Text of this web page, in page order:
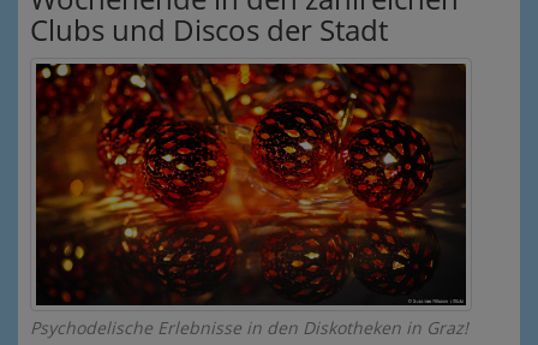
Clubs und Discos der Stadt
Psychodelische Erlebnisse in den Diskotheken in Graz!